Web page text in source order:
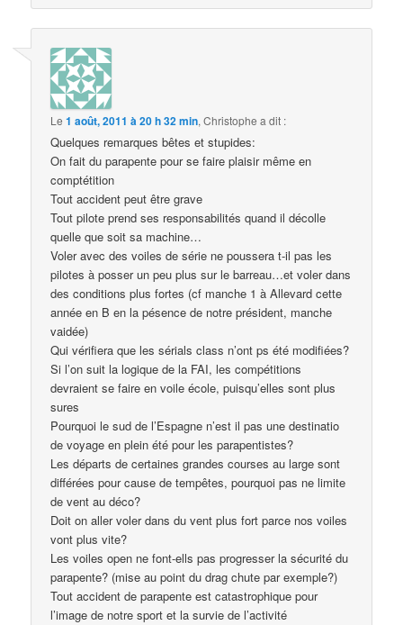
Le1 août, 2011 à 20 h 32 min,Christophe a dit :
Quelques remarques bêtes et stupides:
On fait du parapente pour se faire plaisir même en
comptétition
Tout accident peut être grave
Tout pilote prend ses responsabilités quand il décolle
quelle que soit sa machine…
Voler avec des voiles de série ne poussera t-il pas les
pilotes à posser un peu plus sur le barreau…et voler dans
des conditions plus fortes (cf manche 1 à Allevard cette
année en B en la pésence de notre président, manche
vaidée)
Qui vérifiera que les sérials class n’ont ps été modifiées?
Si l’on suit la logique de la FAI, les compétitions
devraient se faire en voile école, puisqu’elles sont plus
sures
Pourquoi le sud de l’Espagne n’est il pas une destinatio
de voyage en plein été pour les parapentistes?
Les départs de certaines grandes courses au large sont
différées pour cause de tempêtes, pourquoi pas ne limite
de vent au déco?
Doit on aller voler dans du vent plus fort parce nos voiles
vont plus vite?
Les voiles open ne font-ells pas progresser la sécurité du
parapente? (mise au point du drag chute par exemple?)
Tout accident de parapente est catastrophique pour
l’image de notre sport et la survie de l’activité